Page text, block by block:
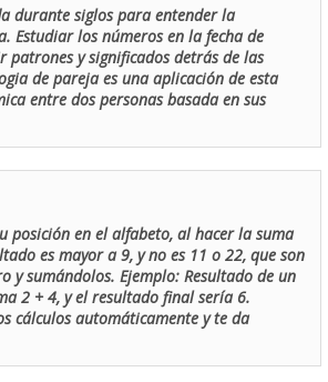
durante siglos para entender la
Estudiar los números en la fecha de
patrones y significados detrás de las
de pareja es una aplicación de esta
entre dos personas basada en sus
posición en el alfabeto, al hacer la suma
es mayor a 9, y no es 11 o 22, que son
y sumándolos. Ejemplo: Resultado de un
2 + 4, y el resultado final sería 6.
cálculos automáticamente y te da